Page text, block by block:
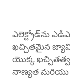
ఎలెక్ట్రోడ్‌ను
ఖచ్చితమైన
యొక్క
నాణ్యత మరియు